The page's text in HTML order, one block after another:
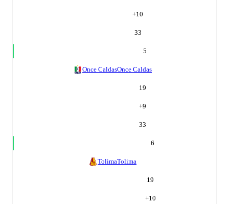
+10
33
5
Once CaldasOnce Caldas
19
+9
33
6
TolimaTolima
19
+10